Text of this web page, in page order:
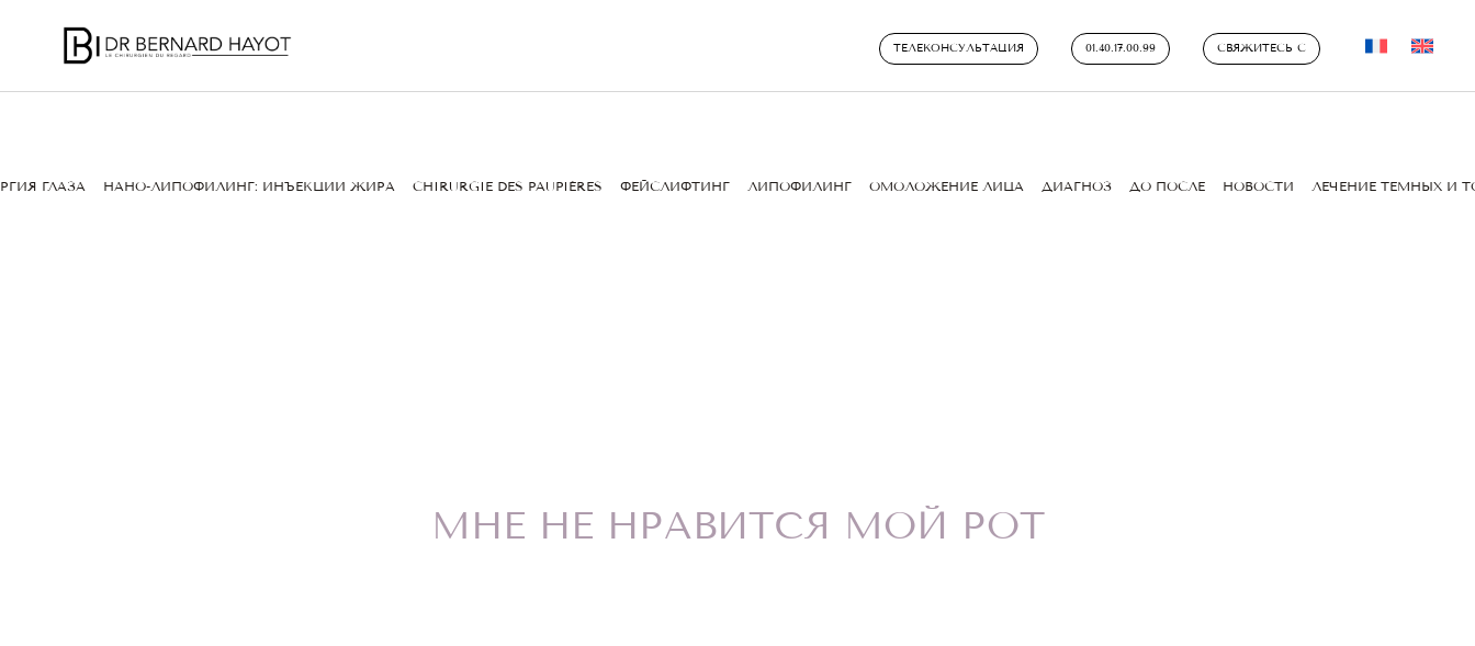
ТЕЛЕКОНСУЛЬТАЦИЯ 01.40.17.00.99 СВЯЖИТЕСЬ С
ГЛАЗА НАНО-ЛИПОФИЛИНГ: ИНЪЕКЦИИ ЖИРА CHIRURGIE DES PAUPIÈRES ФЕЙСЛИФТИНГ ЛИПОФИЛИНГ ОМОЛОЖЕНИЕ ЛИЦА ДИАГНОЗ ДО ПОСЛЕ НОВОСТИ ЛЕЧЕНИЕ ТЕМНЫХ И
МНЕ НЕ НРАВИТСЯ МОЙ РОТ